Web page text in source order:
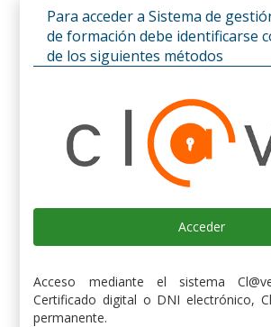
Para acceder a Sistema de
de formación debe identificarse
de los siguientes métodos
Acceder
Acceso mediante el sistema
Certificado digital o DNI electrónico,
permanente.